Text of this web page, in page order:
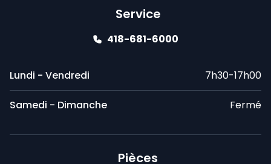
Service
418-681-6000
Lundi - Vendredi 7h30-17h00
Samedi - Dimanche Fermé
Pièces